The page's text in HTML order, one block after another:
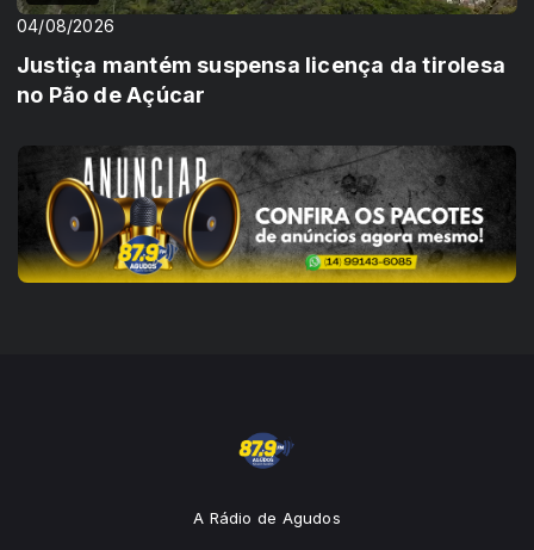
04/08/2026
Justiça mantém suspensa licença da tirolesa
no Pão de Açúcar
A Rádio de Agudos